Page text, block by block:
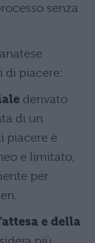
senza
di piacere:
derivato
di un
piacere è
e limitato,
per
e della